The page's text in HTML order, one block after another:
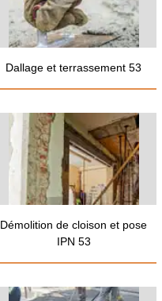
Dallage et terrassement 53
Démolition de cloison et pose
IPN 53